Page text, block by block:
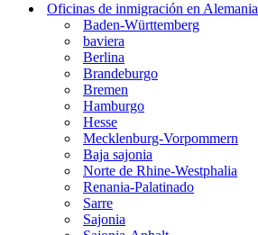
NavegaciónOficinas de inmigración en Alemania
Baden-Württemberg
baviera
Berlina
Brandeburgo
Bremen
Hamburgo
Hesse
Mecklenburg-Vorpommern
Baja sajonia
Norte de Rhine-Westphalia
Renania-Palatinado
Sarre
Sajonia